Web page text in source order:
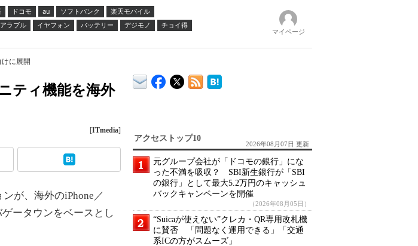
ドコモ au ソフトバンク
楽天モバイル
ラブル イヤフォン バッテリー デジモノ
チョイ得
マイページ
に展開
ティ機能を海外
[ITmedia]
が、海外のiPhone／
ータウンをベースとし
アクセストップ10
2026年08月07日 更新
元グループ会社が「ドコモの銀行」にな
った不満を吸収？ SBI新生銀行が「SBI
の銀行」として最大5.2万円のキャッシュ
バックキャンペーンを開催
（2026年08月05日）
“Suicaが使えない”クレカ・QR専用改札機
に賛否 「問題なく運用できる」「交通
系ICの方がスムーズ」